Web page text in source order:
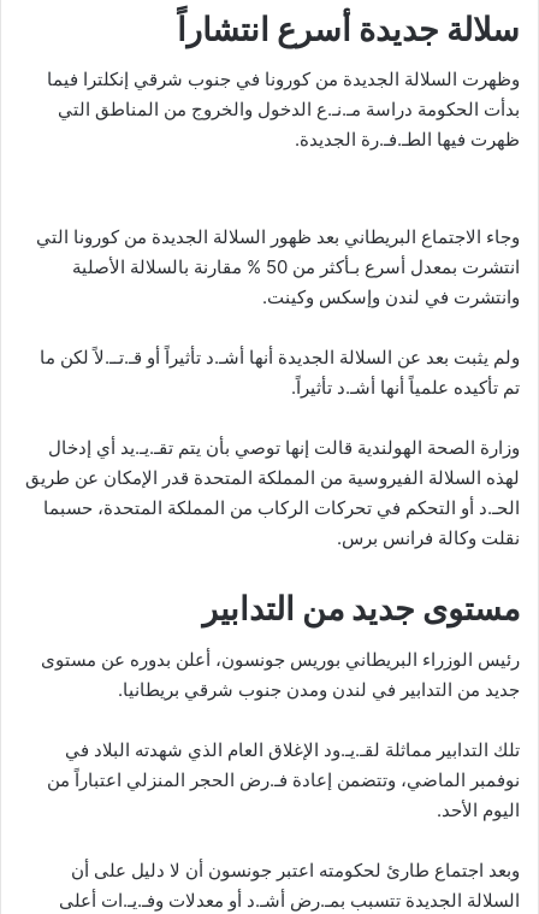
سلالة جديدة أسرع انتشاراً
وظهرت السلالة الجديدة من كورونا في جنوب شرقي إنكلترا فيما
بدأت الحكومة دراسة مـ.نـ.ع الدخول والخروج من المناطق التي
ظهرت فيها الطـ.فـ.رة الجديدة.
وجاء الاجتماع البريطاني بعد ظهور السلالة الجديدة من كورونا التي
انتشرت بمعدل أسرع بـأكثر من 50 % مقارنة بالسلالة الأصلية
وانتشرت في لندن وإسكس وكينت.
ولم يثبت بعد عن السلالة الجديدة أنها أشـ.د تأثيراً أو قـ.تــ.لاً لكن ما
تم تأكيده علمياً أنها أشـ.د تأثيراً.
وزارة الصحة الهولندية قالت إنها توصي بأن يتم تقـ.يـ.يد أي إدخال
لهذه السلالة الفيروسية من المملكة المتحدة قدر الإمكان عن طريق
الحـ.د أو التحكم في تحركات الركاب من المملكة المتحدة، حسبما
نقلت وكالة فرانس برس.
مستوى جديد من التدابير
رئيس الوزراء البريطاني بوريس جونسون، أعلن بدوره عن مستوى
جديد من التدابير في لندن ومدن جنوب شرقي بريطانيا.
تلك التدابير مماثلة لقـ.يـ.ود الإغلاق العام الذي شهدته البلاد في
نوفمبر الماضي، وتتضمن إعادة فـ.رض الحجر المنزلي اعتباراً من
اليوم الأحد.
وبعد اجتماع طارئ لحكومته اعتبر جونسون أن لا دليل على أن
السلالة الجديدة تتسبب بمـ.رض أشـ.د أو معدلات وفـ.يـ.ات أعلى